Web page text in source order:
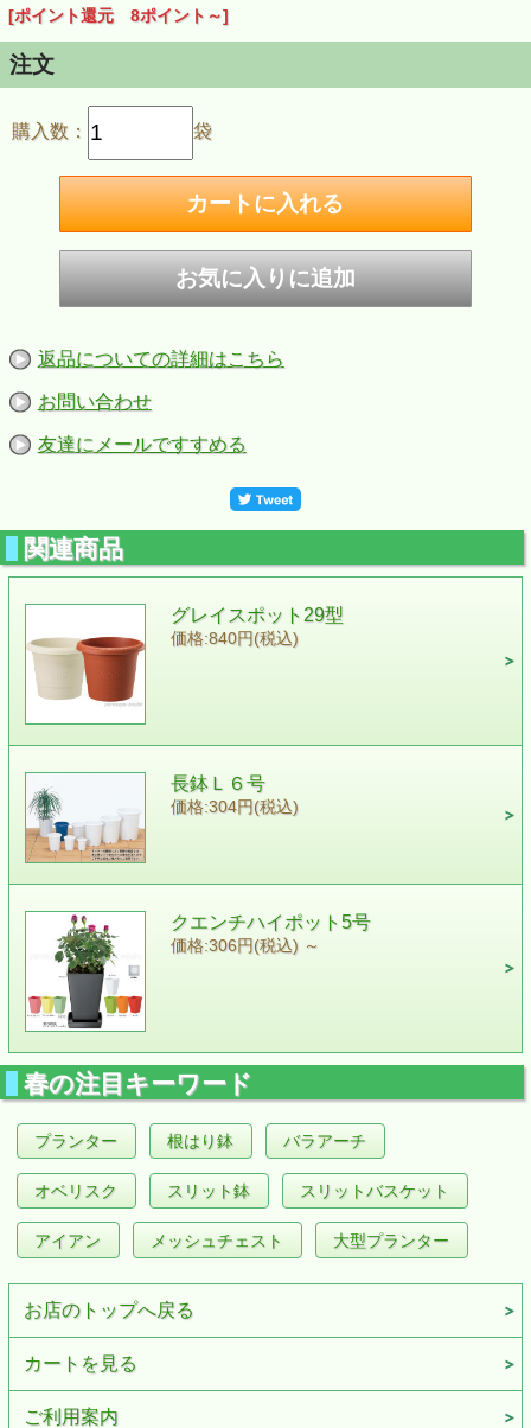
ニウム・コスモス・ラベンダーなど
球根類／チューリップ・ムスカリ・スイセン・ユリ・ダリ
ア・グラジオラス・アネモネ・ヒヤシンス・クロッカスなど
その他／野菜・ハーブ・観葉植物など
[ポイント還元 8ポイント～]
注文
購入数： 袋
返品についての詳細はこちら
お問い合わせ
友達にメールですすめる
関連商品
グレイスポット29型
価格:840円(税込)
長鉢Ｌ６号
価格:304円(税込)
クエンチハイポット5号
価格:306円(税込) ～
春の注目キーワード
プランター 根はり鉢 バラアーチ
オベリスク スリット鉢 スリットバスケット
アイアン メッシュチェスト 大型プランター
お店のトップへ戻る
カートを見る
ご利用案内